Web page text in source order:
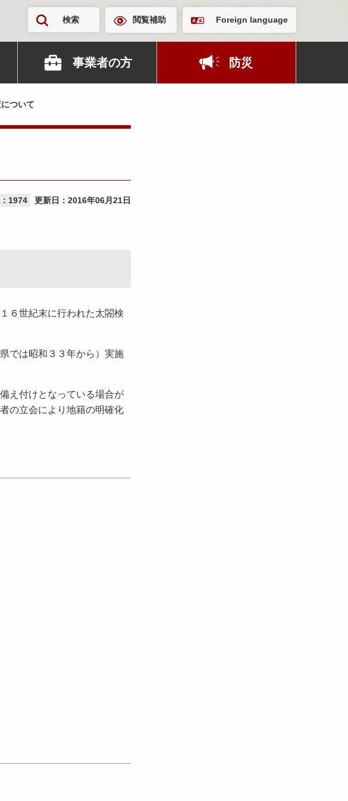
検索 閲覧補助 Foreign language
事業者の方 防災
ついて
1974 更新日： 2016年06月21日
６世紀末に行われた太閤検
では昭和３３年から）実施
え付けとなっている場合が
の立会により地籍の明確化